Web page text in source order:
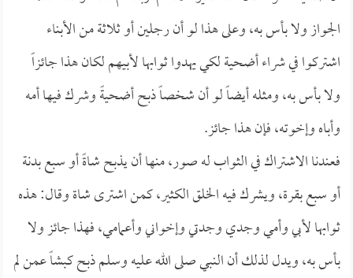
الجواز ولا بأس به، وعلى هذا لو أن رجلين أو ثلاثة من الأبناء
اشتركوا في شراء أضحية لكي يهدوا ثوابها لأبيهم لكان هذا جائزاً
ولا بأس به، ومثله أيضاً لو أن شخصاً ذبح أضحيةً وشرك فيها أمه
وأباه وإخوته، فإن هذا جائز.
فعندنا الاشتراك في الثواب له صور، منها أن يذبح شاةً أو سبع بدنة
أو سبع بقرة، ويشرك فيه الخلق الكثير، كمن اشترى شاة وقال: هذه
ثوابها لأبي وأمي وجدي وجدتي وإخواني وأعمامي، فهذا جائز ولا
بأس به، ويدل لذلك أن النبي صلى الله عليه وسلم ذبح كبشاً عمن لم